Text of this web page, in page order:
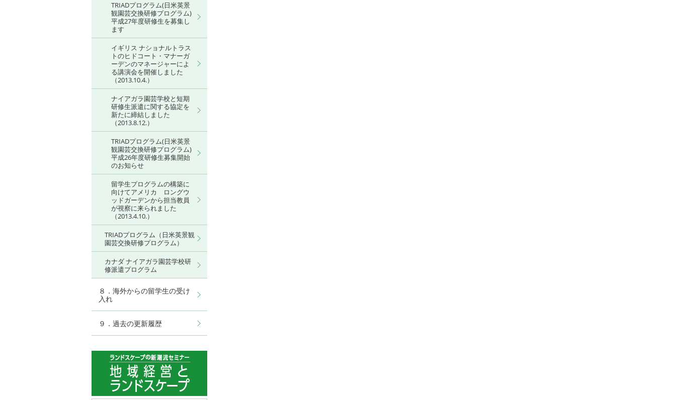
TRIADプログラム(日米英景
観園芸交換研修プログラム)
平成27年度研修生を募集し
ます
イギリス ナショナルトラス
トのヒドコート・マナーガ
ーデンのマネージャーによ
る講演会を開催しました
（2013.10.4.）
ナイアガラ園芸学校と短期
研修生派遣に関する協定を
新たに締結しました
（2013.8.12.）
TRIADプログラム(日米英景
観園芸交換研修プログラム)
平成26年度研修生募集開始
のお知らせ
留学生プログラムの構築に
向けてアメリカ ロングウ
ッドガーデンから担当教員
が視察に来られました
（2013.4.10.）
TRIADプログラム（日米英景観
園芸交換研修プログラム）
カナダ ナイアガラ園芸学校研
修派遣プログラム
８．海外からの留学生の受け
入れ
９．過去の更新履歴